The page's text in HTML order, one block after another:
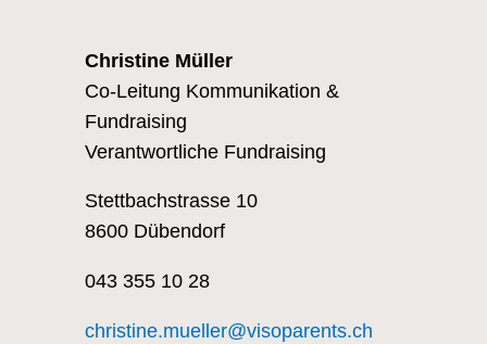
Christine Müller
Co-Leitung Kommunikation &
Fundraising
Verantwortliche Fundraising
Stettbachstrasse 10
8600 Dübendorf
043 355 10 28
christine.mueller@visoparents.ch